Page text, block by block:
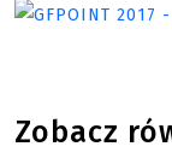
Zobacz